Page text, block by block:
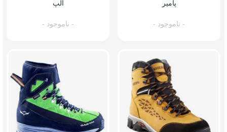
پامیر
- ناموجود -
آلپ
- ناموجود -